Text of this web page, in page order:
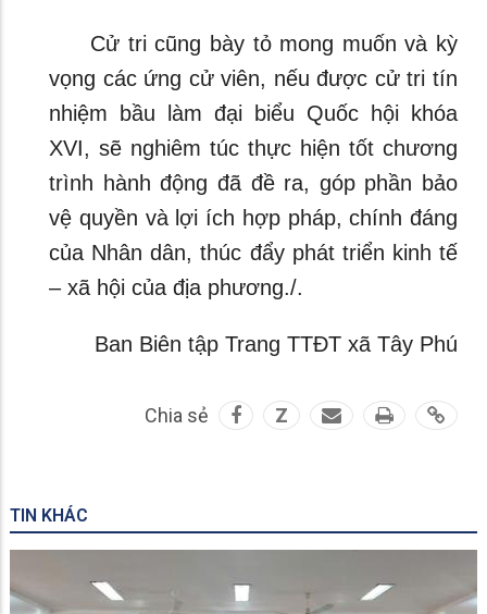
Cử tri cũng bày tỏ mong muốn và kỳ
vọng các ứng cử viên, nếu được cử tri tín
nhiệm bầu làm đại biểu Quốc hội khóa
XVI, sẽ nghiêm túc thực hiện tốt chương
trình hành động đã đề ra, góp phần bảo
vệ quyền và lợi ích hợp pháp, chính đáng
của Nhân dân, thúc đẩy phát triển kinh tế
– xã hội của địa phương./.
Ban Biên tập Trang TTĐT xã Tây Phú
Chia sẻ Z
TIN KHÁC